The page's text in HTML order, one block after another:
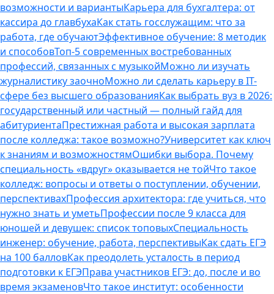
возможности и вариантыКарьера для бухгалтера: от
кассира до главбухаКак стать госслужащим: что за
работа, где обучаютЭффективное обучение: 8 методик
и способовТоп-5 современных востребованных
профессий, связанных с музыкойМожно ли изучать
журналистику заочноМожно ли сделать карьеру в IT-
сфере без высшего образованияКак выбрать вуз в 2026:
государственный или частный — полный гайд для
абитуриентаПрестижная работа и высокая зарплата
после колледжа: такое возможно?Университет как ключ
к знаниям и возможностямОшибки выбора. Почему
специальность «вдруг» оказывается не тойЧто такое
колледж: вопросы и ответы о поступлении, обучении,
перспективахПрофессия архитектора: где учиться, что
нужно знать и уметьПрофессии после 9 класса для
юношей и девушек: список топовыхСпециальность
инженер: обучение, работа, перспективыКак сдать ЕГЭ
на 100 балловКак преодолеть усталость в период
подготовки к ЕГЭПрава участников ЕГЭ: до, после и во
время экзаменовЧто такое институт: особенности